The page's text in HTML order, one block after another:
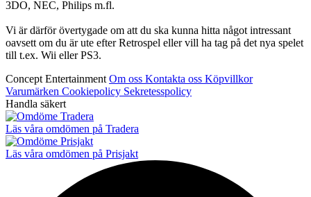
3DO, NEC, Philips m.fl.
Vi är därför övertygade om att du ska kunna hitta något intressant
oavsett om du är ute efter Retrospel eller vill ha tag på det nya spelet
till t.ex. Wii eller PS3.
Concept Entertainment Om oss Kontakta oss Köpvillkor
Varumärken Cookiepolicy Sekretesspolicy
Handla säkert
Läs våra omdömen på Tradera
Läs våra omdömen på Prisjakt